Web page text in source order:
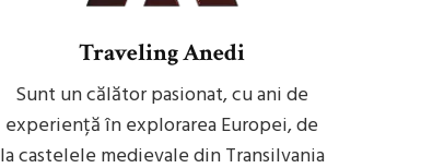
Traveling Anedi
Sunt un călător pasionat, cu ani de
experiență în explorarea Europei, de
la castelele medievale din Transilvania